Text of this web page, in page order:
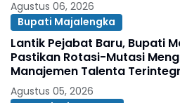
Agustus 06, 2026
Bupati Majalengka
Lantik Pejabat Baru, Bupati
Pastikan Rotasi-Mutasi
Manajemen Talenta
Agustus 05, 2026